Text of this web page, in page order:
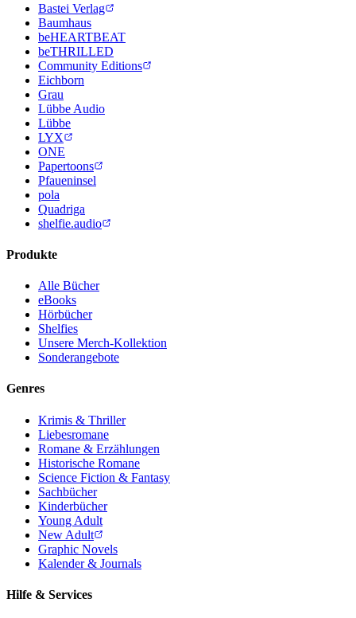
Bastei Verlag
Baumhaus
beHEARTBEAT
beTHRILLED
Community Editions
Eichborn
Grau
Lübbe Audio
Lübbe
LYX
ONE
Papertoons
Pfaueninsel
pola
Quadriga
shelfie.audio
Produkte
Alle Bücher
eBooks
Hörbücher
Shelfies
Unsere Merch-Kollektion
Sonderangebote
Genres
Krimis & Thriller
Liebesromane
Romane & Erzählungen
Historische Romane
Science Fiction & Fantasy
Sachbücher
Kinderbücher
Young Adult
New Adult
Graphic Novels
Kalender & Journals
Hilfe & Services